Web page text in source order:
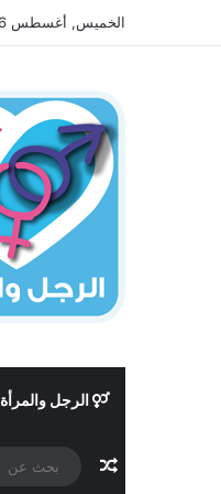
الخميس, أغسطس 6 2026
الرجل والمرأة
مقال عشوائي